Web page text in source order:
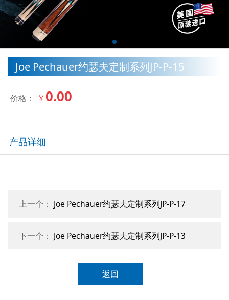
Joe Pechauer约瑟夫定制系列JP-P-15
价格： ￥ 0.00
产品详细
上一个： Joe Pechauer约瑟夫定制系列JP-P-17
下一个： Joe Pechauer约瑟夫定制系列JP-P-13
返回